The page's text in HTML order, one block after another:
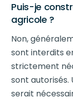
Puis-je
agricole ?
Non,
sont interdits
strictement
sont autorisés.
serait